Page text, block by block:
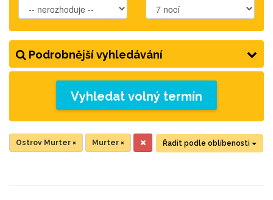
Podrobnější vyhledávání
Vyhledat volný termín
Řadit podle oblíbenosti
Ostrov Murter × Murter ×